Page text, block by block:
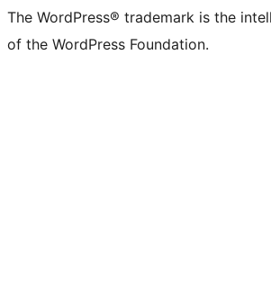
The WordPress® trademark is the
of the WordPress Foundation.